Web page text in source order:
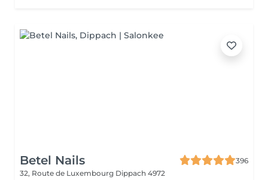
Betel Nails
396
32, Route de Luxembourg Dippach 4972